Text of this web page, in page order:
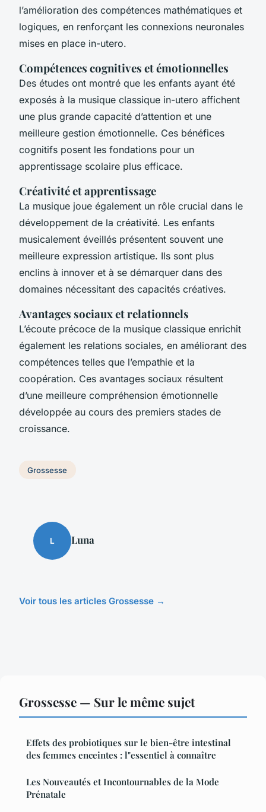
l’amélioration des compétences mathématiques et
logiques, en renforçant les connexions neuronales
mises en place in-utero.
Compétences cognitives et émotionnelles
Des études ont montré que les enfants ayant été
exposés à la musique classique in-utero affichent
une plus grande capacité d’attention et une
meilleure gestion émotionnelle. Ces bénéfices
cognitifs posent les fondations pour un
apprentissage scolaire plus efficace.
Créativité et apprentissage
La musique joue également un rôle crucial dans le
développement de la créativité. Les enfants
musicalement éveillés présentent souvent une
meilleure expression artistique. Ils sont plus
enclins à innover et à se démarquer dans des
domaines nécessitant des capacités créatives.
Avantages sociaux et relationnels
L’écoute précoce de la musique classique enrichit
également les relations sociales, en améliorant des
compétences telles que l’empathie et la
coopération. Ces avantages sociaux résultent
d’une meilleure compréhension émotionnelle
développée au cours des premiers stades de
croissance.
Grossesse
L Luna
Voir tous les articles Grossesse →
Grossesse — Sur le même sujet
Effets des probiotiques sur le bien-être intestinal
des femmes enceintes : l"essentiel à connaître
Les Nouveautés et Incontournables de la Mode
Prénatale